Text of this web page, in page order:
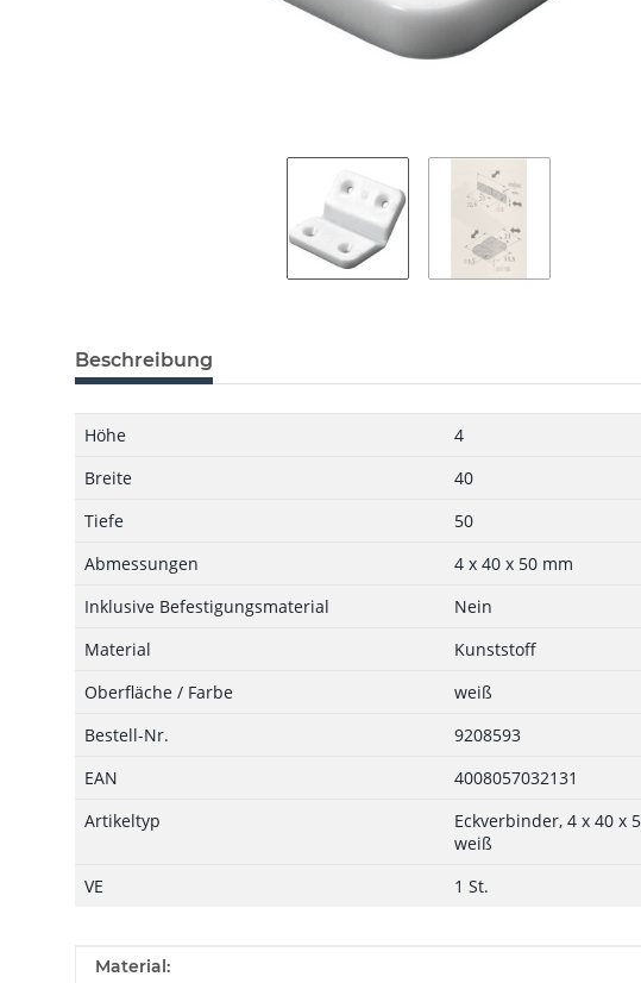
Beschreibung
Höhe
4
Breite
40
Tiefe
50
Abmessungen
4 x 40 x 50 mm
Inklusive Befestigungsmaterial
Nein
Material
Kunststoff
Oberfläche / Farbe
weiß
Bestell-Nr.
9208593
EAN
4008057032131
Artikeltyp
Eckverbinder, 4 x 40 x
weiß
VE
1 St.
Produkteigenschaft
Wert
Material: